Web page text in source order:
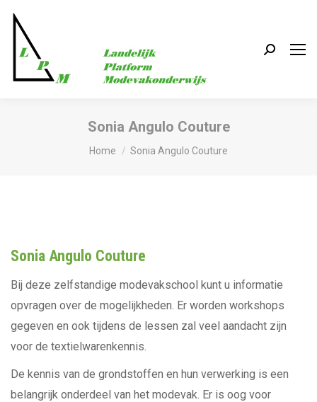
Search:
Sonia Angulo Couture
Je bent hier:
Home Sonia Angulo Couture
Sonia Angulo Couture
Bij deze zelfstandige modevakschool kunt u informatie
opvragen over de mogelijkheden. Er worden workshops
gegeven en ook tijdens de lessen zal veel aandacht zijn
voor de textielwarenkennis.
De kennis van de grondstoffen en hun verwerking is een
belangrijk onderdeel van het modevak. Er is oog voor